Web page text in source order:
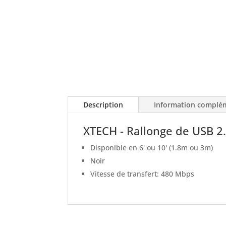
Description Information
XTECH - Rallonge de USB
Disponible en 6' ou 10' (1.8m ou 3m)
Noir
Vitesse de transfert: 480 Mbps